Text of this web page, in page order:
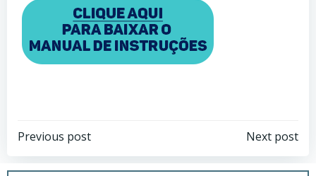
Post
Previous post Next post